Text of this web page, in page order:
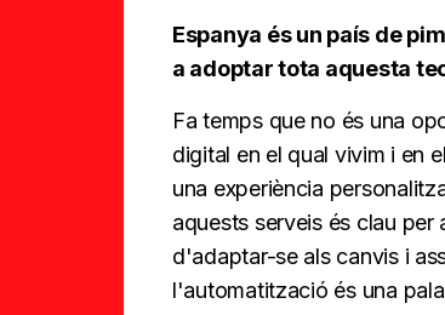
Espanya és un país de
a adoptar tota aquesta
Fa temps que no és una
digital en el qual vivim i en
una experiència
aquests serveis és clau
d'adaptar-se als canvis i
l'automatització és una